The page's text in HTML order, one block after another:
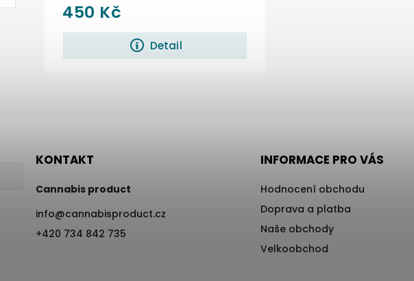
450 Kč
Detail
KONTAKT
Cannabis product
info@cannabisproduct.cz
+420 734 842 735
INFORMACE PRO VÁS
Hodnocení obchodu
Doprava a platba
Naše obchody
Velkoobchod